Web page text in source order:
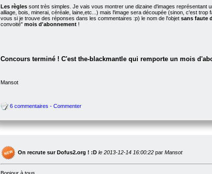
Les règles sont très simples. Je vais vous montrer une dizaine d'images représentant
alliage, bois, minerai, céréale, laine,etc...) mais l'image sera découpée (sinon, c'est
vous si je trouve des réponses dans les commentaires :p) le nom de l'objet sans faute
convoité" mois d'abonnement !
Concours terminé ! C'est the-blackmantle qui remporte un mois
Mansot
6 commentaires - Commenter
On recrute sur Dofus2.org ! :D le 2013-12-14 16:00:22 par Mansot